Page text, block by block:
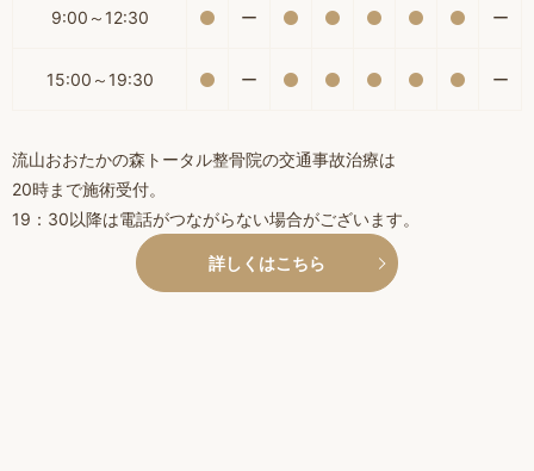
9:00～12:30 ー ー
15:00～19:30 ー ー
流山おおたかの森トータル整骨院の交通事故治療は
20時まで施術受付。
19：30以降は電話がつながらない場合がございます。
詳しくはこちら